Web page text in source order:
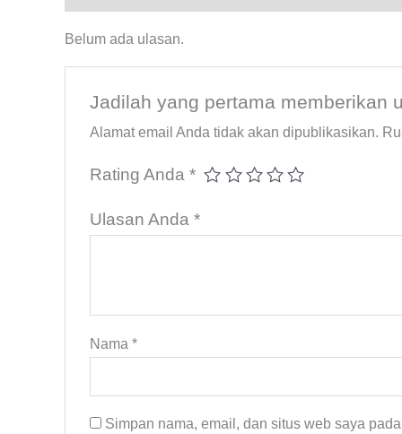
Belum ada ulasan.
Jadilah yang pertama memberikan
Alamat email Anda tidak akan dipublikasikan.
Rating Anda *
Ulasan Anda *
Nama *
Simpan nama, email, dan situs web saya